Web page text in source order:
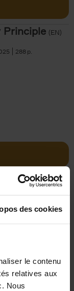
des cookies
le contenu
relatives aux
Nous
Principle (EN)
288
Mindset (EN)